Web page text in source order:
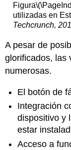
Figura
utilizadas en
Techcrunch,
A pesar de
glorificados, las
numerosas.
El botón de
Integración
dispositivo y
estar
Acceso a